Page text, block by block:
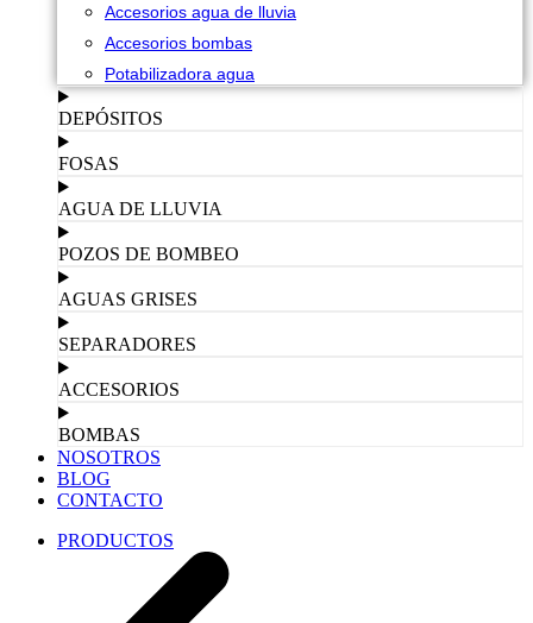
Accesorios agua de lluvia
Accesorios bombas
Potabilizadora agua
DEPÓSITOS
FOSAS
AGUA DE LLUVIA
POZOS DE BOMBEO
AGUAS GRISES
SEPARADORES
ACCESORIOS
BOMBAS
NOSOTROS
BLOG
CONTACTO
PRODUCTOS